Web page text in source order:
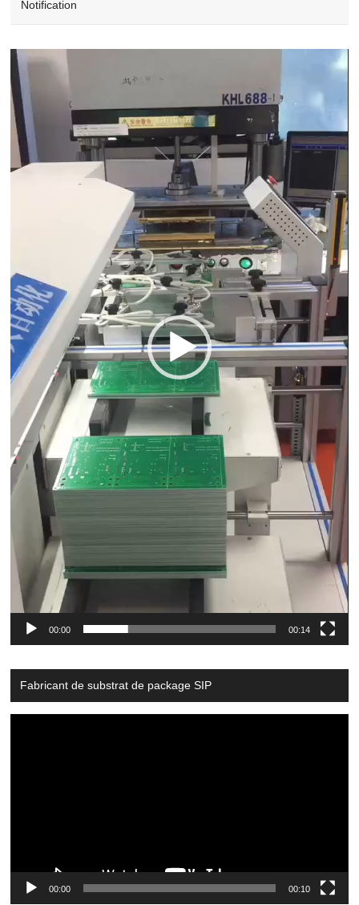
Notification
Video
Player
00:00 00:14
Fabricant de substrat de package SIP
00:00 00:10